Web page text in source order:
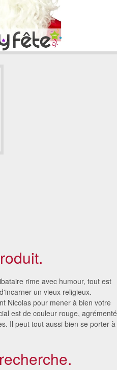
rime avec humour, tout est
un vieux religieux.
Nicolas pour mener à bien votre
est de couleur rouge, agrémenté
Il peut tout aussi bien se porter à